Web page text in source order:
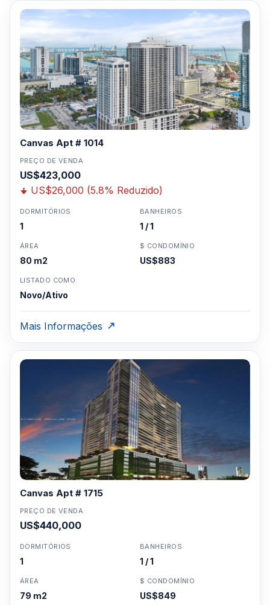
Canvas Apt # 1014
PREÇO DE VENDA
US$423,000
US$26,000 (5.8% Reduzido)
DORMITÓRIOS
1
BANHEIROS
1 / 1
ÁREA
80 m2
$ CONDOMÍNIO
US$883
LISTADO COMO
Novo/Ativo
Mais Informações
Canvas Apt # 1715
PREÇO DE VENDA
US$440,000
DORMITÓRIOS
1
BANHEIROS
1 / 1
ÁREA
79 m2
$ CONDOMÍNIO
US$849